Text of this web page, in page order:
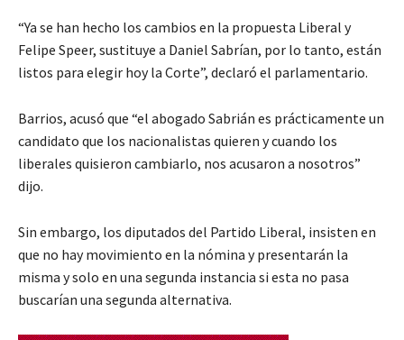
“Ya se han hecho los cambios en la propuesta Liberal y
Felipe Speer, sustituye a Daniel Sabrían, por lo tanto, están
listos para elegir hoy la Corte”, declaró el parlamentario.
Barrios, acusó que “el abogado Sabrián es prácticamente un
candidato que los nacionalistas quieren y cuando los
liberales quisieron cambiarlo, nos acusaron a nosotros”
dijo.
Sin embargo, los diputados del Partido Liberal, insisten en
que no hay movimiento en la nómina y presentarán la
misma y solo en una segunda instancia si esta no pasa
buscarían una segunda alternativa.